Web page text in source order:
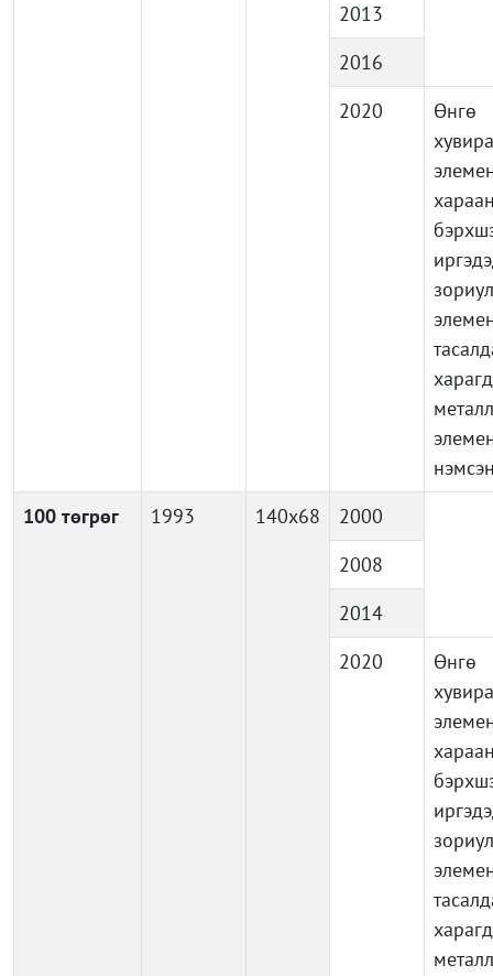
2013
2016
2020
100 төгрөг
1993 140x68
2000
2008
2014
2020